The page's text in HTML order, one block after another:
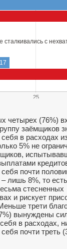
сталкивались с
17
25
четырех (76%)
заёмщиков
себя в расходах
5% не
почти
лишь 8%, то
стесненных
и рискует
трети
вынуждены
в расходах,
почти треть